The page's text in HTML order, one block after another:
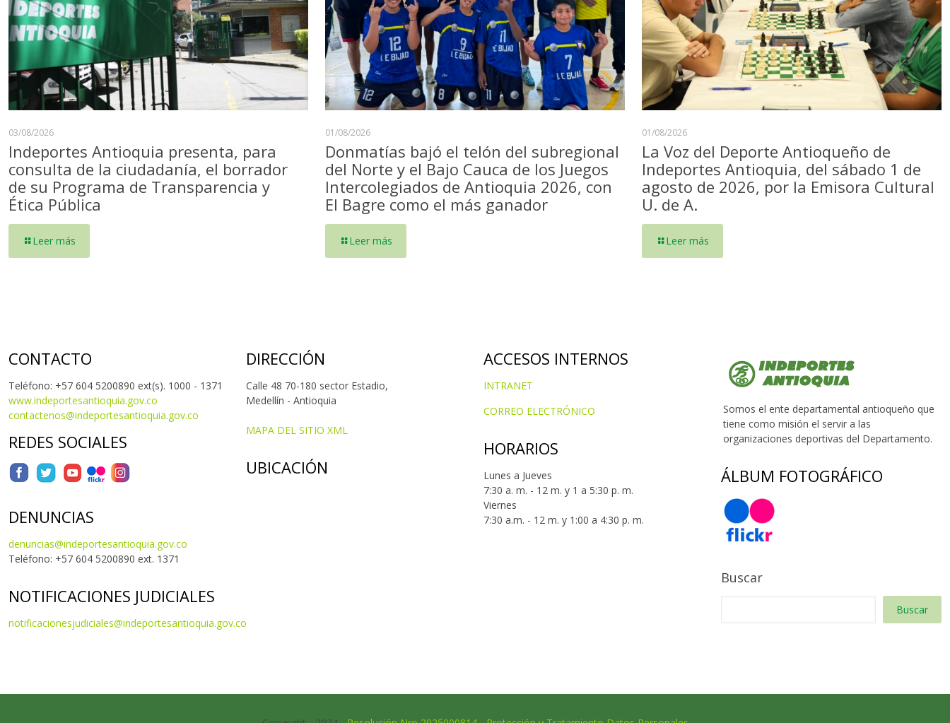
03/08/2026
Indeportes Antioquia presenta, para
consulta de la ciudadanía, el borrador
de su Programa de Transparencia y
Ética Pública
Leer más
01/08/2026
Donmatías bajó el telón del subregional
del Norte y el Bajo Cauca de los Juegos
Intercolegiados de Antioquia 2026, con
El Bagre como el más ganador
Leer más
01/08/2026
La Voz del Deporte Antioqueño de
Indeportes Antioquia, del sábado 1 de
agosto de 2026, por la Emisora Cultural
U. de A.
Leer más
CONTACTO
Teléfono: +57 604 5200890 ext(s). 1000 - 1371
www.indeportesantioquia.gov.co
contactenos@indeportesantioquia.gov.co
REDES SOCIALES
DENUNCIAS
denuncias@indeportesantioquia.gov.co
Teléfono: +57 604 5200890 ext. 1371
NOTIFICACIONES JUDICIALES
notificacionesjudiciales@indeportesantioquia.gov.co
DIRECCIÓN
Calle 48 70-180 sector Estadio,
Medellín - Antioquia
MAPA DEL SITIO XML
UBICACIÓN
ACCESOS INTERNOS
INTRANET
CORREO ELECTRÓNICO
HORARIOS
Lunes a Jueves
7:30 a. m. - 12 m. y 1 a 5:30 p. m.
Viernes
7:30 a.m. - 12 m. y 1:00 a 4:30 p. m.
Somos el ente departamental antioqueño que
tiene como misión el servir a las
organizaciones deportivas del Departamento.
ÁLBUM FOTOGRÁFICO
Buscar
Buscar